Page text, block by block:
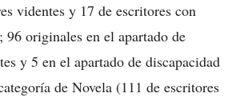
videntes y 17 de escritores con
96 originales en el apartado de
y 5 en el apartado de discapacidad
de Novela (111 de escritores